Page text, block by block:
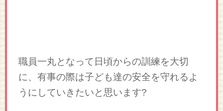
職員一丸となって日頃からの訓練を大切
に、有事の際は子ども達の安全を守れるよ
うにしていきたいと思います?